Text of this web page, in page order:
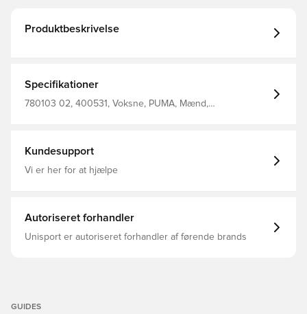
Produktbeskrivelse
Specifikationer
780103 02, 400531, Voksne, PUMA, Mænd,
Kundesupport
Vi er her for at hjælpe
Autoriseret forhandler
Unisport er autoriseret forhandler af førende brands
GUIDES